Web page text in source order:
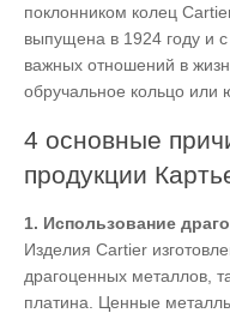
поклонником колец
выпущена в 1924 году и
важных отношений в
обручальное кольцо или
4 основные
продукции
1. Использование
Изделия Cartier
драгоценных металлов,
платина. Ценные